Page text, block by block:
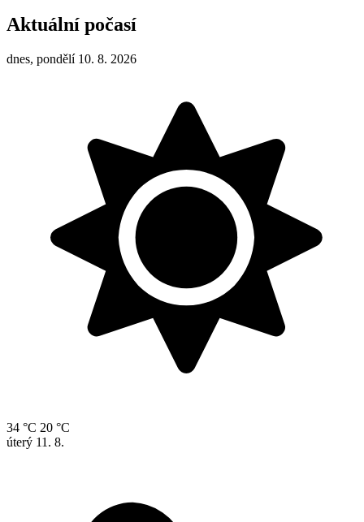
Aktuální počasí
dnes, pondělí 10. 8. 2026
34 °C 20 °C
úterý 11. 8.